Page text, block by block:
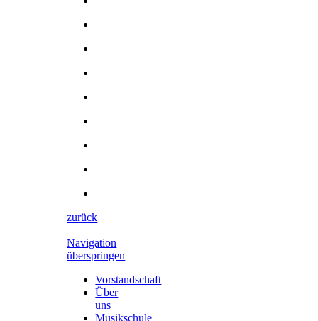
zurück
Navigation
überspringen
Vorstandschaft
Über
uns
Musikschule